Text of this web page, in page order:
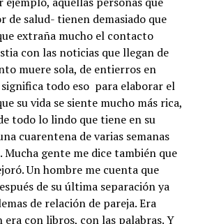
de salud- tienen demasiado que
extraña mucho el contacto
con las noticias que llegan de
muere sola, de entierros en
significa todo eso para elaborar el
su vida se siente mucho más rica,
todo lo lindo que tiene en su
cuarentena de varias semanas
Mucha gente me dice también que
Un hombre me cuenta que
de su última separación ya
de relación de pareja. Era
con libros, con las palabras. Y